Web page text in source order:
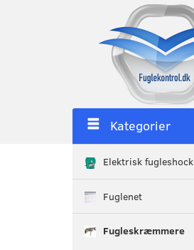
Kategorier
Elektrisk fugleshock
Fuglenet
Fugleskræmmere